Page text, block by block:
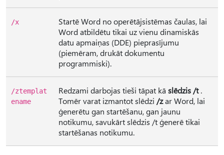
/x
Startē Word no operētājsistēmas čaulas, lai
Word atbildētu tikai uz vienu dinamiskās
datu apmaiņas (DDE) pieprasījumu
(piemēram, drukāt dokumentu
programmiski).
/ztemplat
ename
Redzami darbojas tieši tāpat kā slēdzis /t.
Tomēr varat izmantot slēdzi /zar Word, lai
ģenerētu gan startēšanu, gan jaunu
notikumu, savukārt slēdzis /t ģenerē tikai
startēšanas notikumu.